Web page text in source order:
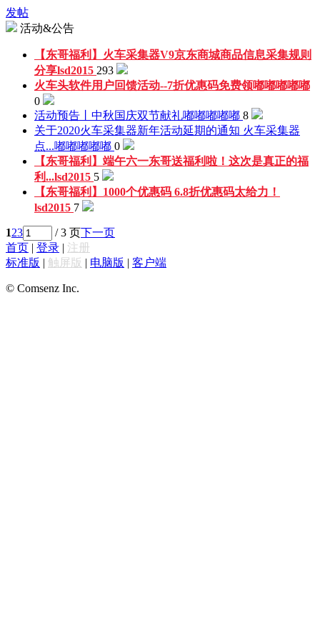
发帖
活动&公告
【东哥福利】火车采集器V9京东商城商品信息采集规则
分享lsd2015 293
火车头软件用户回馈活动--7折优惠码免费领嘟嘟嘟嘟嘟
0
活动预告丨中秋国庆双节献礼嘟嘟嘟嘟嘟 8
关于2020火车采集器新年活动延期的通知 火车采集器
点...嘟嘟嘟嘟嘟 0
【东哥福利】端午六一东哥送福利啦！这次是真正的福
利...lsd2015 5
【东哥福利】1000个优惠码 6.8折优惠码太给力！
lsd2015 7
123 / 3 页下一页
首页 | 登录 | 注册
标准版 | 触屏版 | 电脑版 | 客户端
© Comsenz Inc.